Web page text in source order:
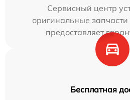
Сервисный центр
оригинальные
предоставляет
Бесплатная